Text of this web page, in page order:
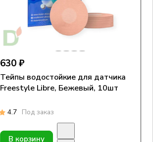
630 ₽
Тейпы водостойкие для датчика
Freestyle Libre, Бежевый, 10шт
4.7 Под заказ
В корзину